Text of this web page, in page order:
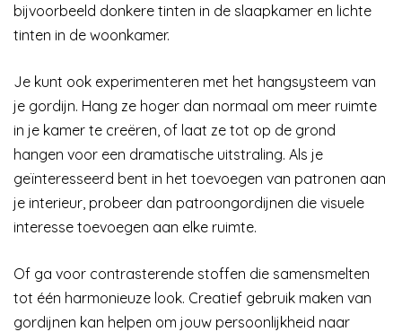
bijvoorbeeld donkere tinten in de slaapkamer en lichte
tinten in de woonkamer.
Je kunt ook experimenteren met het hangsysteem van
je gordijn. Hang ze hoger dan normaal om meer ruimte
in je kamer te creëren, of laat ze tot op de grond
hangen voor een dramatische uitstraling. Als je
geïnteresseerd bent in het toevoegen van patronen aan
je interieur, probeer dan patroongordijnen die visuele
interesse toevoegen aan elke ruimte.
Of ga voor contrasterende stoffen die samensmelten
tot één harmonieuze look. Creatief gebruik maken van
gordijnen kan helpen om jouw persoonlijkheid naar